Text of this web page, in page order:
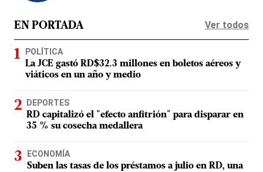
EN PORTADA Ver todos
POLÍTICA
La JCE gastó RD$32.3 millones en boletos aéreos y
viáticos en un año y medio
DEPORTES
RD capitalizó el "efecto anfitrión" para disparar en
35 % su cosecha medallera
ECONOMÍA
Suben las tasas de los préstamos a julio en RD, una